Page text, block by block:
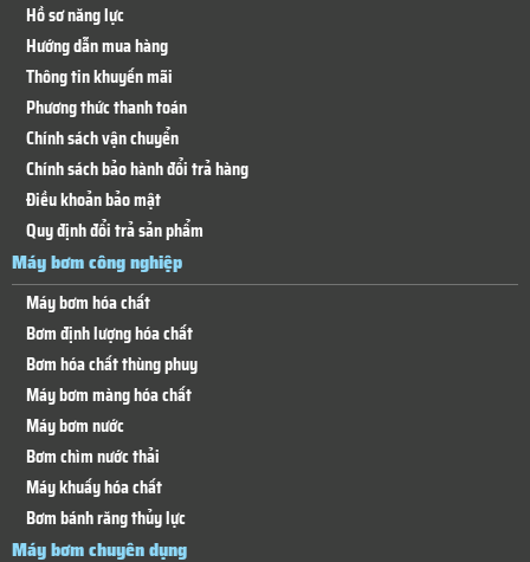
Hồ sơ năng lực
Hướng dẫn mua hàng
Thông tin khuyến mãi
Phương thức thanh toán
Chính sách vận chuyển
Chính sách bảo hành đổi trả hàng
Điều khoản bảo mật
Quy định đổi trả sản phẩm
Máy bơm công nghiệp
Máy bơm hóa chất
Bơm định lượng hóa chất
Bơm hóa chất thùng phuy
Máy bơm màng hóa chất
Máy bơm nước
Bơm chìm nước thải
Máy khuấy hóa chất
Bơm bánh răng thủy lực
Máy bơm chuyên dụng